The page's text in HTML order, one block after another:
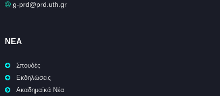
g-prd@prd.uth.gr
ΝΈΑ
Σπουδές
Εκδηλώσεις
Ακαδημαϊκά Νέα